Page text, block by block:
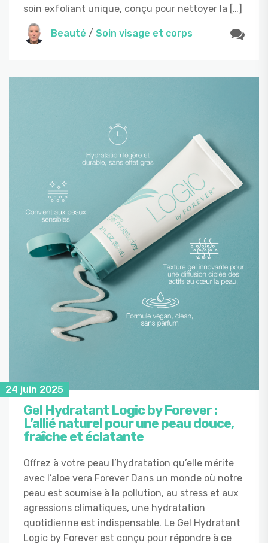
soin exfoliant unique, conçu pour nettoyer la […]
Beauté / Soin visage et corps
24 juin 2025
Gel Hydratant Logic by Forever :
L’allié naturel pour une peau douce,
fraîche et éclatante
Offrez à votre peau l’hydratation qu’elle mérite
avec l’aloe vera Forever Dans un monde où notre
peau est soumise à la pollution, au stress et aux
agressions climatiques, une hydratation
quotidienne est indispensable. Le Gel Hydratant
Logic by Forever est conçu pour répondre à ce